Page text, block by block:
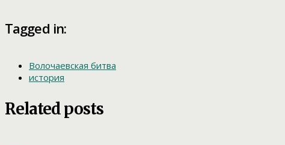
Tagged in:
Волочаевская битва
история
Related posts